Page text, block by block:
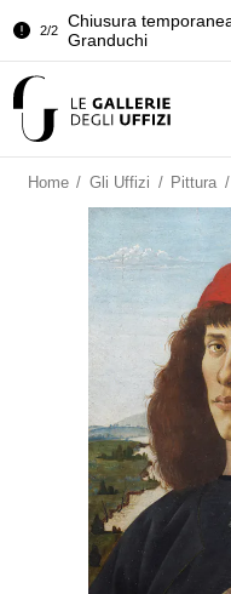
2/2
Chiusura
Granduchi
della Sala dell'Iliade
Granduchi
Home / Gli Uffizi / Pittura /